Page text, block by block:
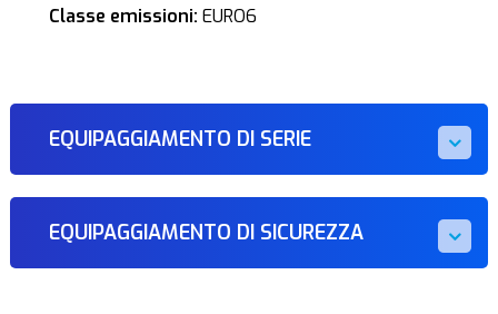
Classe emissioni: EURO6
EQUIPAGGIAMENTO DI SERIE
EQUIPAGGIAMENTO DI SICUREZZA